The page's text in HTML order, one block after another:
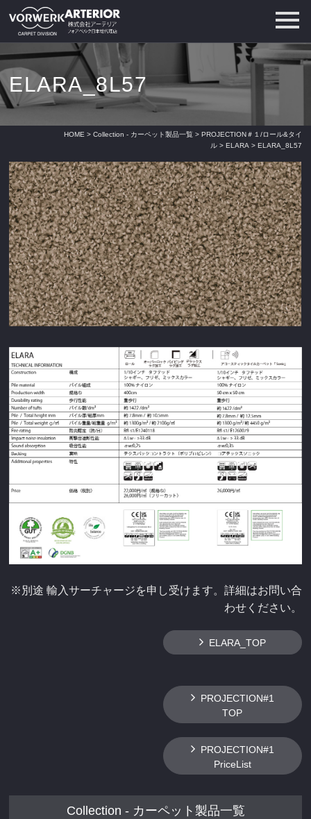
ELARA_8L57
HOME > Collection - カーペット製品一覧> PROJECTION＃１/ロール&タイ
ル> ELARA > ELARA_8L57
※別途 輸入サーチャージを申し受けます。詳細はお問い合
わせください。
ELARA_TOP
PROJECTION#1
TOP
PROJECTION#1
PriceList
Collection - カーペット製品一覧